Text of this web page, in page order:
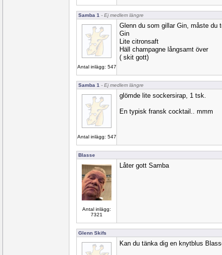
Samba 1 - Ej medlem längre
Antal inlägg: 547
Glenn du som gillar Gin, måste du
Gin
Lite citronsaft
Häll champagne långsamt över
( skit gott)
Samba 1 - Ej medlem längre
Antal inlägg: 547
glömde lite sockersirap, 1 tsk.
En typisk fransk cocktail.. mmm
Blasse
Antal inlägg:
7321
Låter gott Samba
Glenn Skifs
Kan du tänka dig en knytblus